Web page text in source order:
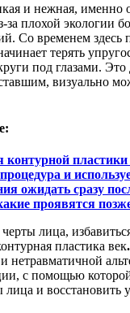
и нежная, именно
за плохой экологии
Со временем здесь
терять
под глазами. Это
визуально
контурной пластики
и
ожидать сразу
проявятся
лица,
пластика век.
нетравматичной
с помощью
лица и восстановить